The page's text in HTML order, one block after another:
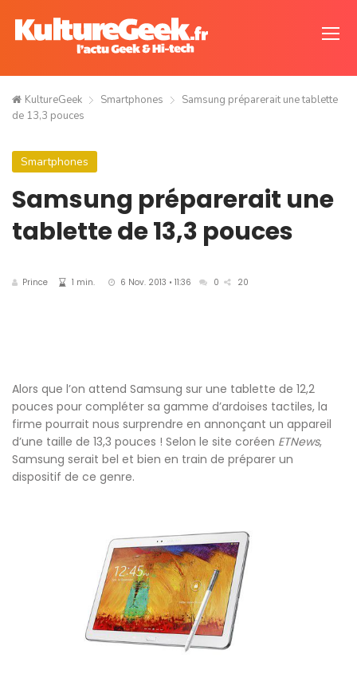
KultureGeek Smartphones
Samsung préparerait une tablette
de 13,3 pouces
Smartphones
Samsung préparerait une
tablette de 13,3 pouces
Prince 1 min. 6 Nov. 2013 • 11:36 0 20
Alors que l’on attend Samsung sur une tablette de 12,2
pouces pour compléter sa gamme d’ardoises tactiles, la
firme pourrait nous surprendre en annonçant un appareil
d’une taille de 13,3 pouces ! Selon le site coréen ETNews,
Samsung serait bel et bien en train de préparer un
dispositif de ce genre.